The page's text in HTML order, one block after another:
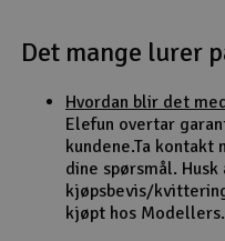
Outlet
Radioutstyr
Raketter
Smarthjem, lek
Det mange lurer
Hvordan blir det
Elefun overtar
kundene.Ta kontakt
dine spørsmål. Husk
kjøpsbevis/
kjøpt hos Modellers.